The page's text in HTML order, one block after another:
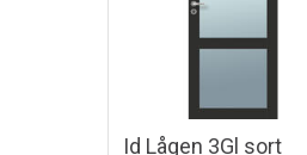
Id Lågen 3Gl sort